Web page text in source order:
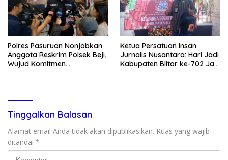
Polres Pasuruan Nonjobkan
Anggota Reskrim Polsek Beji,
Wujud Komitmen
Ketua Persatuan Insan
Jurnalis Nusantara: Hari Jadi
Kabupaten Blitar ke-702 Jadi
Tinggalkan Balasan
Alamat email Anda tidak akan dipublikasikan. Ruas yang wajib
ditandai *